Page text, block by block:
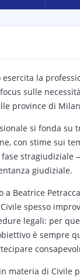
esercita la
sulle
province di
si fonda su
con stime sui
giudiziale.
a Beatrice
spesso
legali: per
è sempre
materia di Civile